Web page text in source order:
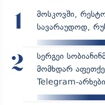
1
მოსკოვში,
სავარაუდოდ,
2
სერგეი
მომხდარ
Telegram-